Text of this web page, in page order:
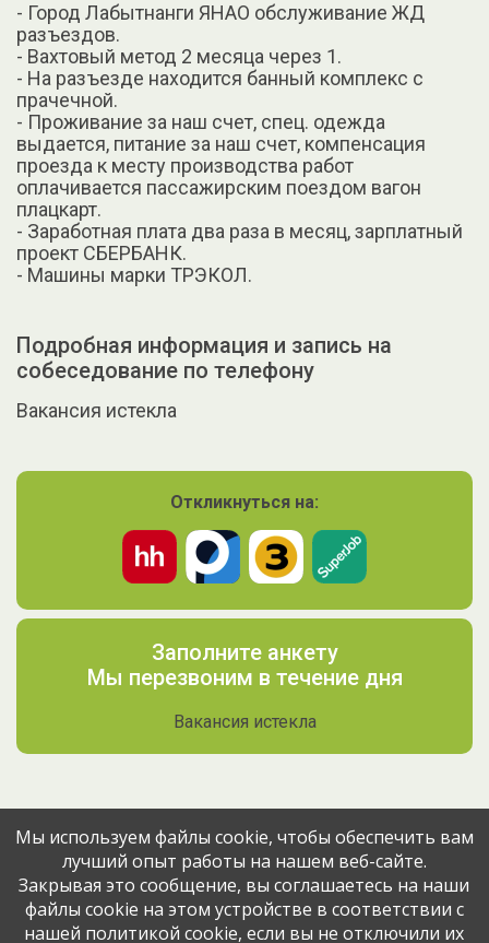
- Город Лабытнанги ЯНАО обслуживание ЖД
разъездов.
- Вахтовый метод 2 месяца через 1.
- На разъезде находится банный комплекс с
прачечной.
- Проживание за наш счет, спец. одежда
выдается, питание за наш счет, компенсация
проезда к месту производства работ
оплачивается пассажирским поездом вагон
плацкарт.
- Заработная плата два раза в месяц, зарплатный
проект СБЕРБАНК.
- Машины марки ТРЭКОЛ.
Подробная информация и запись на
собеседование по телефону
Вакансия истекла
Откликнуться на:
Заполните анкету
Мы перезвоним в течение дня
Вакансия истекла
Поделитесь вакансией с друзьями
Эта вакансия размещена9 месяцев назад через сервис
Мы используем файлы cookie, чтобы обеспечить вам
лучший опыт работы на нашем веб-сайте.
Закрывая это сообщение, вы соглашаетесь на наши
файлы cookie на этом устройстве в соответствии с
нашей политикой cookie, если вы не отключили их